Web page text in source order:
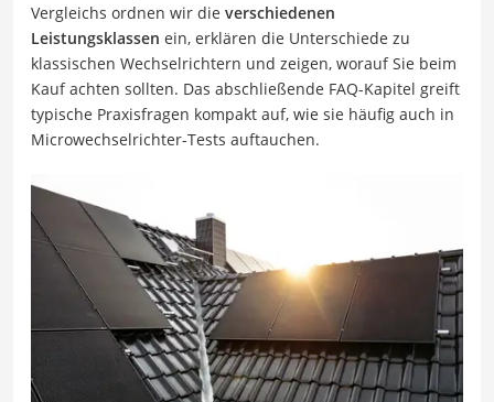
Vergleichs ordnen wir die verschiedenen
Leistungsklassen ein, erklären die Unterschiede zu
klassischen Wechselrichtern und zeigen, worauf Sie beim
Kauf achten sollten. Das abschließende FAQ-Kapitel greift
typische Praxisfragen kompakt auf, wie sie häufig auch in
Microwechselrichter-Tests auftauchen.